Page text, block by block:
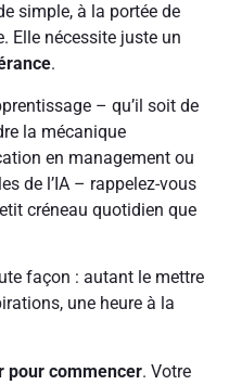
simple, à la portée de
Elle nécessite juste un
.
– qu’il soit de
la mécanique
en management ou
de l’IA – rappelez-vous
créneau quotidien que
façon : autant le mettre
une heure à la
pour commencer. Votre